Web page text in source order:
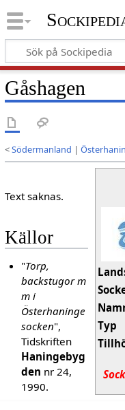
Gåshagen
<Södermanland |
Typ
Text saknas.
Källor
"Torp,
backstugor m
m i
Österhaninge
socken",
Tidskriften
Haningebyg
den nr 24,
1990.